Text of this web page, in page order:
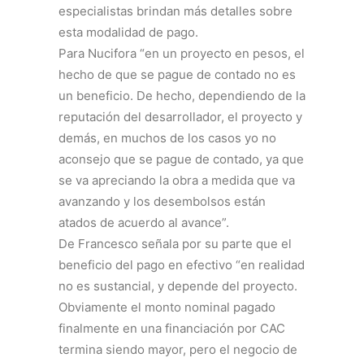
especialistas brindan más detalles sobre
esta modalidad de pago.
Para Nucifora “en un proyecto en pesos, el
hecho de que se pague de contado no es
un beneficio. De hecho, dependiendo de la
reputación del desarrollador, el proyecto y
demás, en muchos de los casos yo no
aconsejo que se pague de contado, ya que
se va apreciando la obra a medida que va
avanzando y los desembolsos están
atados de acuerdo al avance”.
De Francesco señala por su parte que el
beneficio del pago en efectivo “en realidad
no es sustancial, y depende del proyecto.
Obviamente el monto nominal pagado
finalmente en una financiación por CAC
termina siendo mayor, pero el negocio de